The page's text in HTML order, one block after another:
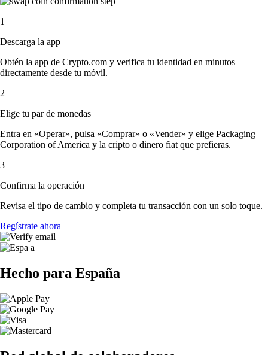
1
Descarga la app
Obtén la app de Crypto.com y verifica tu identidad en minutos
directamente desde tu móvil.
2
Elige tu par de monedas
Entra en «Operar», pulsa «Comprar» o «Vender» y elige Packaging
Corporation of America y la cripto o dinero fiat que prefieras.
3
Confirma la operación
Revisa el tipo de cambio y completa tu transacción con un solo toque.
Regístrate ahora
Hecho para España